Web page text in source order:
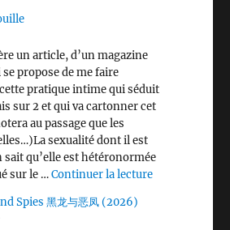
un article, d’un magazine
propose de me faire
pratique intime qui séduit
sur 2 et qui va cartonner cet
au passage que les
sexualité dont il est
sait qu’elle est hétéronormée
sur le …Continuer la lecturede « L’eau, ça
Spies 黑龙与恶凤 (2026)